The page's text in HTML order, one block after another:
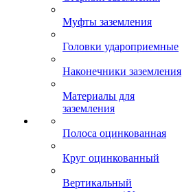
Муфты заземления
Головки удароприемные
Наконечники заземления
Материалы для
заземления
Полоса оцинкованная
Круг оцинкованный
Вертикальный